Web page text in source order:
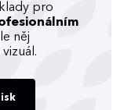
pro
něj